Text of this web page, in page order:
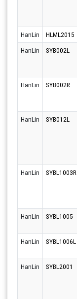
HanLin
HLML2015
HanLin SYB002L
HanLin SYB002R
HanLin SYB012L
HanLin SYBL1003R
HanLin SYBL1005
HanLin SYBL1006L
HanLin SYBL2001